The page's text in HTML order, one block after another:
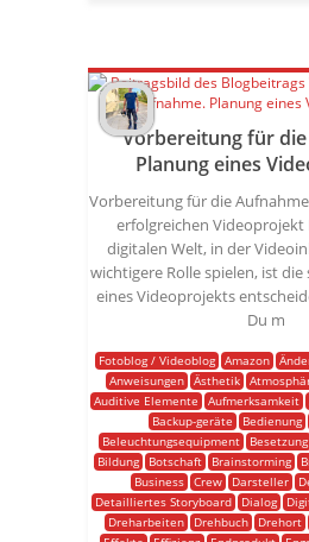
Vorbereitung für
Planung eines
Vorbereitung für die
erfolgreichen Videoprojekt
digitalen Welt, in der
wichtigere Rolle spielen, ist
eines Videoprojekts
Du m
Fotoblog / Videoblog Amazon
Anweisungen
Ästhetik
Auditive Elemente
Aufmerksamkeit
Backup-geräte
Bedienung
Beleuchtungsequipment
Besetzung
Bildung
Botschaft Brainstorming
Business Crew Darsteller
Detailliertes Storyboard
Dialog
Dreharbeiten
Drehbuch Drehort